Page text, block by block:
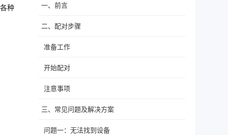
种 一、前言
二、配对步骤
准备工作
开始配对
注意事项
三、常见问题及解决方案
问题一：无法找到设备